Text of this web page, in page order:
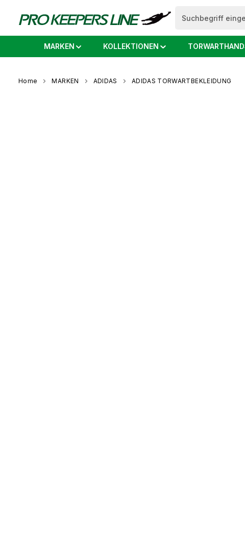
MARKEN KOLLEKTIONEN
Home MARKEN ADIDAS ADIDAS TORWARTBEKLEIDUNG